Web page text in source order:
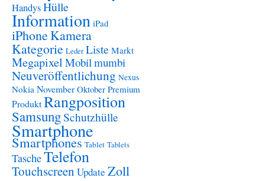
HandysHülle
Information iPad
iPhoneKamera
Kategorie Leder Liste Markt
Megapixel Mobilmumbi
Neuveröffentlichung Nexus
Nokia November Oktober Premium
ProduktRangposition
SamsungSchutzhülle
Smartphone
Smartphones Tablet Tablets
TascheTelefon
Touchscreen Update Zoll